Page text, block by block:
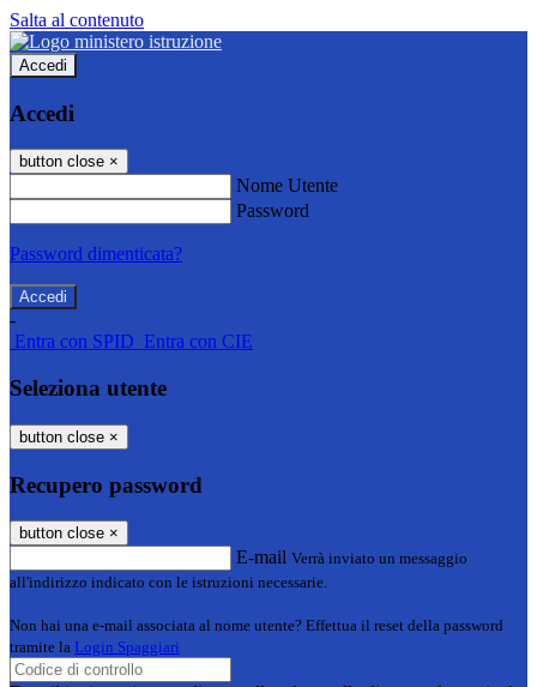
Salta al contenuto
Accedi
Accedi
button close ×
Nome Utente
Password
Password dimenticata?
-
Entra con SPID Entra con CIE
Seleziona utente
button close ×
Recupero password
button close ×
E-mail Verrà inviato un messaggio
all'indirizzo indicato con le istruzioni necessarie.
Non hai una e-mail associata al nome utente? Effettua il reset della password
tramite la Login Spaggiari